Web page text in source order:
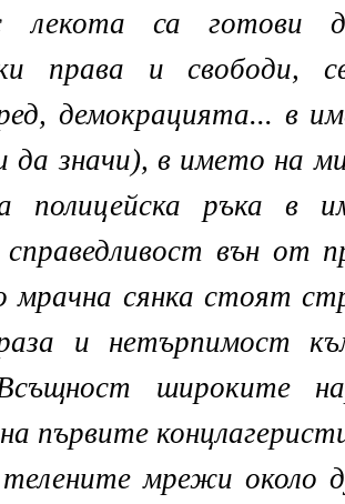
лекота са готови
права и свободи,
демокрацията... в
да значи), в името на
полицейска ръка в
вън от
мрачна сянка стоят
и нетърпимост
широките
първите
мрежи около